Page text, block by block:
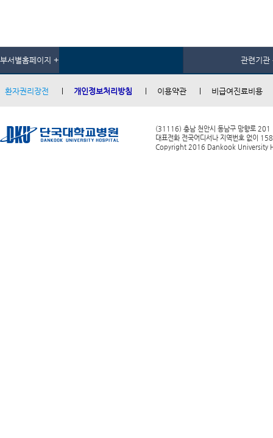
부서별홈페이지 + 관련기관
환자권리장전 개인정보처리방침 이용약관 비급여진료비용
(31116) 충남 천안시 동남구 망향로 201
대표전화 전국어디서나 지역번호 없이
Copyright 2016 Dankook University